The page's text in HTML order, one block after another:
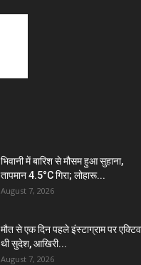
भिवानी में बारिश से मौसम हुआ सुहाना,
तापमान 4.5°C गिरा; लोहारू...
August 7, 2026
मौत से एक दिन पहले इंस्टाग्राम पर एक्टिव
थी सुदेश, आखिरी...
August 7, 2026